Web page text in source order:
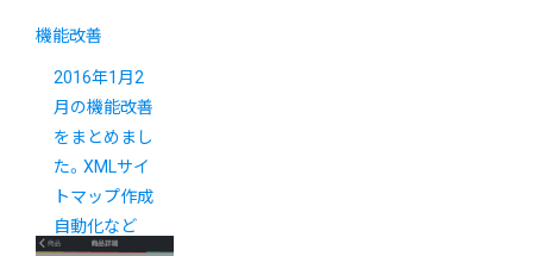
機能改善
2016年1月2
月の機能改善
をまとめまし
た。XMLサイ
トマップ作成
自動化など